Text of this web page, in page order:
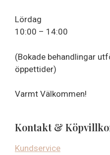
Lördag
10:00 – 14:00
(Bokade behandlingar
öppettider)
Varmt Välkommen!
Kontakt &
Kundservice